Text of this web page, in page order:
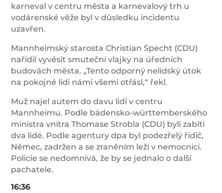
karneval v centru města a karnevalový trh u
vodárenské věže byl v důsledku incidentu
uzavřen.
Mannheimský starosta Christian Specht (CDU)
nařídil vyvěsit smuteční vlajky na úředních
budovách města. „Tento odporný nelidský útok
na pokojné lidi námi všemi otřásl,“ řekl.
Muž najel autem do davu lidí v centru
Mannheimu. Podle bádensko-württemberského
ministra vnitra Thomase Strobla (CDU) byli zabiti
dva lidé. Podle agentury dpa byl podezřelý řidič,
Němec, zadržen a se zraněním leží v nemocnici.
Policie se nedomnívá, že by se jednalo o další
pachatele.
16:36